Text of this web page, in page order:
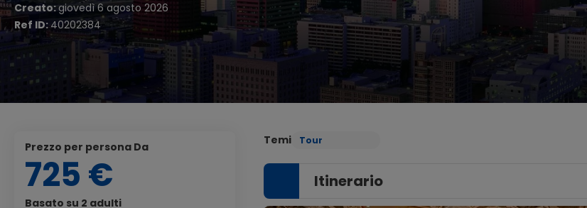
Creato:giovedì 6 agosto 2026
Ref ID: 40202384
Temi Tour
Itinerario
Prezzo per persona Da
725 €
Basato su 2 adulti